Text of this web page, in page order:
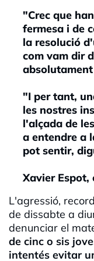
"Crec que
fermesa i de
la resolució
com vam dir
"I per tant,
les nostres
l'alçada de
a entendre a
pot sentir,
Xavier Espot,
L'agressió,
de dissabte a
denunciar el
de cinc o sis
intentés evitar